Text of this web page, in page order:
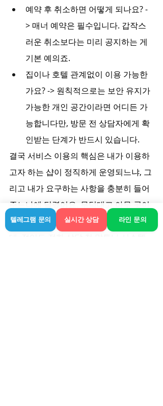
예약 후 취소하면 어떻게 되나요? -
> 매너 예약은 필수입니다. 갑작스
러운 취소보다는 미리 공지하는 게
기본 예의죠.
집이나 호텔 관계없이 이용 가능한
가요? -> 원칙적으로는 보안 유지가
가능한 개인 공간이라면 어디든 가
능합니다만, 방문 전 상담자에게 확
인받는 단계가 반드시 있습니다.
결국 서비스 이용의 핵심은 내가 이용하
고자 하는 샵이 정직하게 운영되느냐, 그
리고 내가 요구하는 사항을 충분히 들어
주느냐에 달렸어요. 무턱대고 아무 곳이
나 연락해서 당하는 분들도 가끔 보이는
텔레그램 문의 실시간 상담 라인 문의